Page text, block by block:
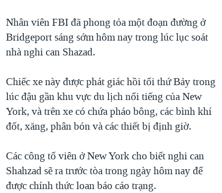
Nhân viên FBI đã phong tỏa một đoạn đường ở
Bridgeport sáng sớm hôm nay trong lúc lục soát
nhà nghi can Shazad.
Chiếc xe này được phát giác hồi tối thứ Bảy trong
lúc đậu gần khu vực du lịch nổi tiếng của New
York, và trên xe có chứa pháo bông, các bình khí
đốt, xăng, phân bón và các thiết bị định giờ.
Các công tố viên ở New York cho biết nghi can
Shahzad sẽ ra trước tòa trong ngày hôm nay để
được chính thức loan báo cáo trạng.